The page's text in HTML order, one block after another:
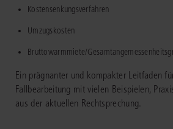
Kostensenkungsverfahren
Umzugskosten
Bruttowarmmiete/
Ein prägnanter und kompakter Leitfaden
Fallbearbeitung mit vielen Beispielen,
aus der aktuellen Rechtsprechung.